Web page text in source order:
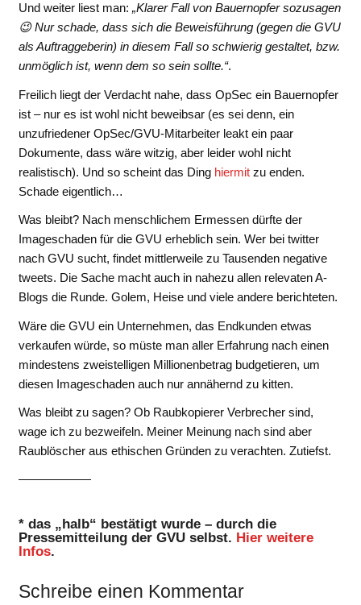
Und weiter liest man: „Klarer Fall von Bauernopfer sozusagen
😉 Nur schade, dass sich die Beweisführung (gegen die GVU
als Auftraggeberin) in diesem Fall so schwierig gestaltet, bzw.
unmöglich ist, wenn dem so sein sollte.“.
Freilich liegt der Verdacht nahe, dass OpSec ein Bauernopfer
ist – nur es ist wohl nicht beweibsar (es sei denn, ein
unzufriedener OpSec/GVU-Mitarbeiter leakt ein paar
Dokumente, dass wäre witzig, aber leider wohl nicht
realistisch). Und so scheint das Ding hiermitzu enden.
Schade eigentlich…
Was bleibt? Nach menschlichem Ermessen dürfte der
Imageschaden für die GVU erheblich sein. Wer bei twitter
nach GVU sucht, findet mittlerweile zu Tausenden negative
tweets. Die Sache macht auch in nahezu allen relevaten A-
Blogs die Runde. Golem, Heise und viele andere berichteten.
Wäre die GVU ein Unternehmen, das Endkunden etwas
verkaufen würde, so müste man aller Erfahrung nach einen
mindestens zweistelligen Millionenbetrag budgetieren, um
diesen Imageschaden auch nur annähernd zu kitten.
Was bleibt zu sagen? Ob Raubkopierer Verbrecher sind,
wage ich zu bezweifeln. Meiner Meinung nach sind aber
Raublöscher aus ethischen Gründen zu verachten. Zutiefst.
——————
* das „halb“ bestätigt wurde – durch die
Pressemitteilung der GVU selbst. Hier weitere
Infos.
Schreibe einen Kommentar